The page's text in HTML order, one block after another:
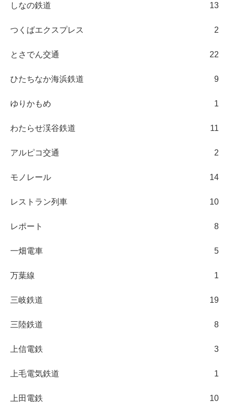
しなの鉄道 13
つくばエクスプレス 2
とさでん交通 22
ひたちなか海浜鉄道 9
ゆりかもめ 1
わたらせ渓谷鉄道 11
アルピコ交通 2
モノレール 14
レストラン列車 10
レポート 8
一畑電車 5
万葉線 1
三岐鉄道 19
三陸鉄道 8
上信電鉄 3
上毛電気鉄道 1
上田電鉄 10